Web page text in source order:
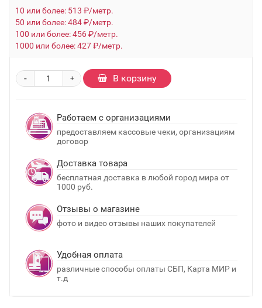
10 или более: 513 ₽/метр.
50 или более: 484 ₽/метр.
100 или более: 456 ₽/метр.
1000 или более: 427 ₽/метр.
+
- В корзину
Работаем с организациями
предоставляем кассовые чеки, организациям
договор
Доставка товара
бесплатная доставка в любой город мира от
1000 руб.
Отзывы о магазине
фото и видео отзывы наших покупателей
Удобная оплата
различные способы оплаты СБП, Карта МИР и
т.д